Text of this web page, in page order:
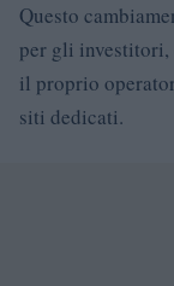
Questo
per gli investitori,
il proprio
siti dedicati.